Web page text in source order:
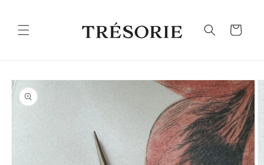
sisältöön
Ostoskori
Siirry
tuotetietoihin